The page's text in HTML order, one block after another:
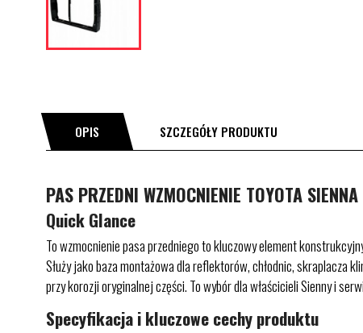
OPIS SZCZEGÓŁY PRODUKTU
PAS PRZEDNI WZMOCNIENIE TOYOTA
Quick Glance
To wzmocnienie pasa przedniego to kluczowy element
Służy jako baza montażowa dla reflektorów, chłodnic, skraplacza
przy korozji oryginalnej części. To wybór dla właścicieli Sienny i
Specyfikacja i kluczowe cechy produktu